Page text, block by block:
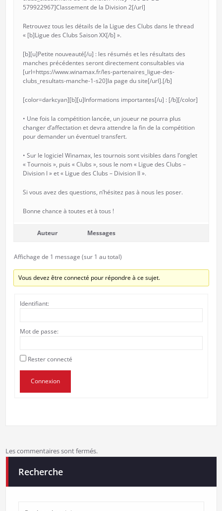
579922967]Classement de la Division 2[/url]
Retrouvez tous les détails de la Ligue des Clubs dans le thread
« [b]Ligue des Clubs Saison XX[/b] ».
[b][u]Petite nouveauté[/u] : les résumés et les résultats des
manches précédentes seront directement consultables via
[url=https://www.winamax.fr/les-partenaires_ligue-des-
clubs_resultats-manche-1-s20]la page du site[/url].[/b]
[color=darkcyan][b][u]Informations importantes[/u] : [/b][/color]
• Une fois la compétition lancée, un joueur ne pourra plus
changer d’affectation et devra attendre la fin de la compétition
pour demander un éventuel transfert.
• Sur le logiciel Winamax, les tournois sont visibles dans l’onglet
« Tournois », puis « Clubs », sous le nom « Ligue des Clubs –
Division I » et « Ligue des Clubs – Division II ».
Si vous avez des questions, n’hésitez pas à nous les poser.
Bonne chance à toutes et à tous !
Auteur Messages
Affichage de 1 message (sur 1 au total)
Vous devez être connecté pour répondre à ce sujet.
Identifiant:
Mot de passe:
Rester connecté
Connexion
Les commentaires sont fermés.
Recherche